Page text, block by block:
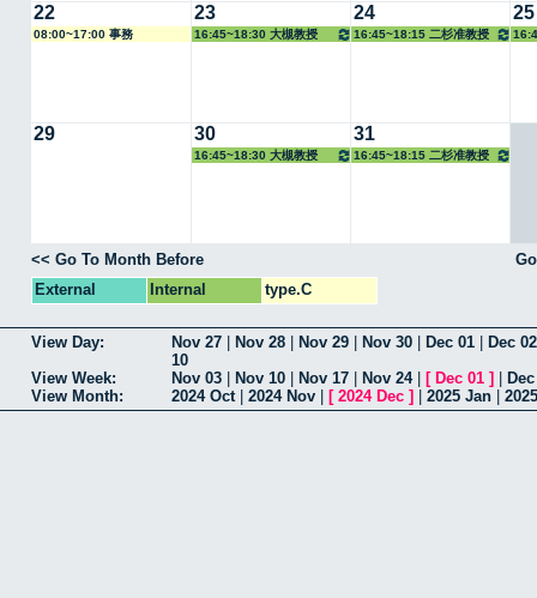
22
08:00~17:00 事務
23
16:45~18:30 大槻教授
24
16:45~18:15 二杉准教授
25
29 30
16:45~18:30 大槻教授
31
16:45~18:15 二杉准教授
<< Go To Month Before
External
Internal type.C
View Day: Nov 27 Nov 28 Nov 29 Nov 30 Dec 01
Dec 02
10
View Week:
Nov 03 Nov 10 Nov 17 Nov 24| [ Dec 01 ]
View Month:
2024 Oct 2024 Nov [ 2024 Dec ] 2025 Jan